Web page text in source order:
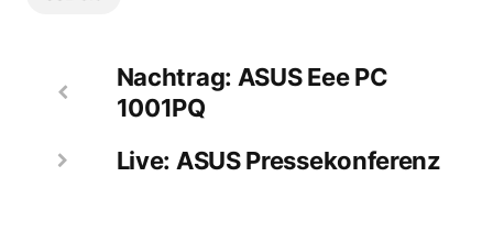
Nachtrag: ASUS Eee PC
1001PQ
Live: ASUS Pressekonferenz